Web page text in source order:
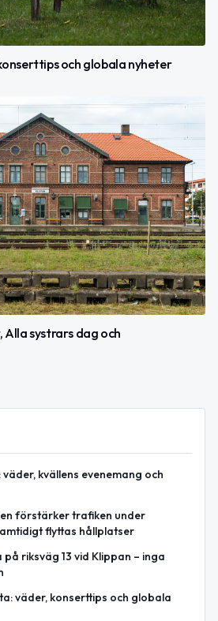
och globala nyheter
Alla systrars dag och
kvällens evenemang och
förstärker trafiken under
flyttas hållplatser
riksväg 13 vid Klippan – inga
väder, konserttips och globala